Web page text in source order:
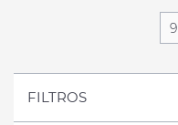
FILTROS